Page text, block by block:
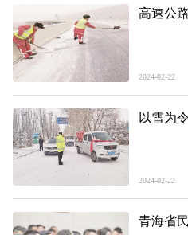
高速公
2024-02-22
以雪为
2024-02-22
青海省